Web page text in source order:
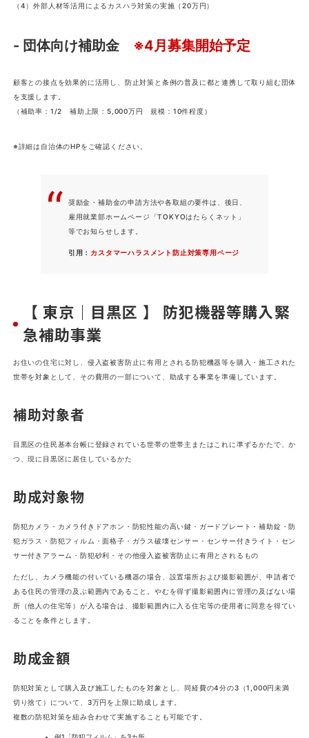
（4）外部人材等活用によるカスハラ対策の実施（20万円）
- 団体向け補助金 ※4月募集開始予定
顧客との接点を効果的に活用し、防止対策と条例の普及に都と連携して取り組む団体
を支援します。
（補助率：1/2 補助上限：5,000万円 規模：10件程度）
※詳細は自治体のHPをご確認ください。
奨励金・補助金の申請方法や各取組の要件は、後日、
雇用就業部ホームページ「TOKYOはたらくネット」
等でお知らせします。
引用： カスタマーハラスメント防止対策専用ページ
【 東京｜目黒区 】 防犯機器等購入緊
急補助事業
お住いの住宅に対し、侵入盗被害防止に有用とされる防犯機器等を購入・施工された
世帯を対象として、その費用の一部について、助成する事業を準備しています。
補助対象者
目黒区の住民基本台帳に登録されている世帯の世帯主またはこれに準ずるかたで、か
つ、現に目黒区に居住しているかた
助成対象物
防犯カメラ・カメラ付きドアホン・防犯性能の高い鍵・ガードプレート・補助錠・防
犯ガラス・防犯フィルム・面格子・ガラス破壊センサー・センサー付きライト・セン
サー付きアラーム・防犯砂利・その他侵入盗被害防止に有用とされるもの
ただし、カメラ機能の付いている機器の場合、設置場所および撮影範囲が、申請者で
ある住民の管理の及ぶ範囲内であること。やむを得ず撮影範囲内に管理の及ばない場
所（他人の住宅等）が入る場合は、撮影範囲内に入る住宅等の使用者に同意を得てい
ることを条件とします。
助成金額
防犯対策として購入及び施工したものを対象とし、同経費の4分の3（1,000円未満
切り捨て）について、3万円を上限に助成します。
複数の防犯対策を組み合わせて実施することも可能です。